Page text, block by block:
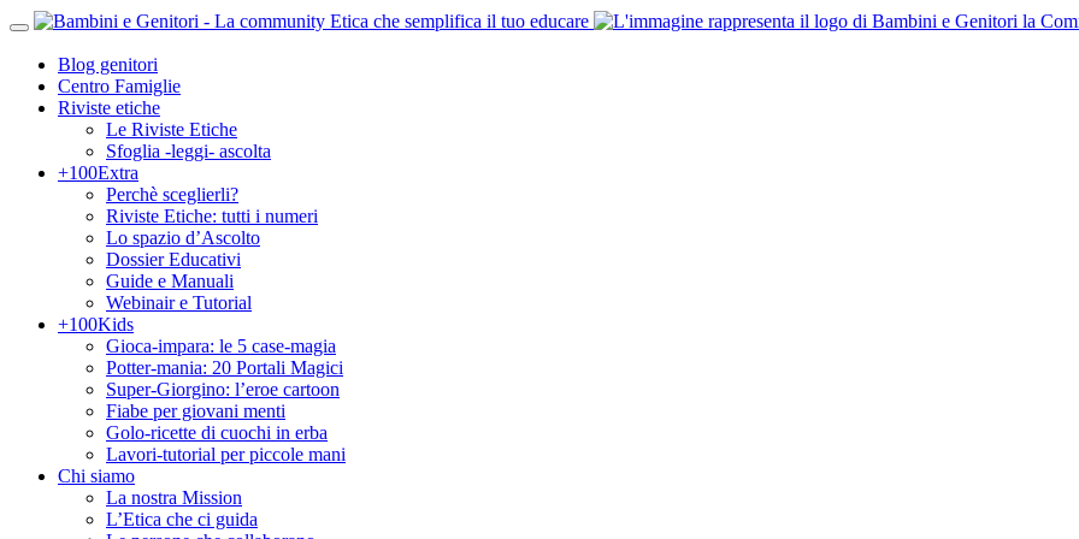
Blog genitori
Centro Famiglie
Riviste etiche
Le Riviste Etiche
Sfoglia -leggi- ascolta
+100Extra
Perchè sceglierli?
Riviste Etiche: tutti i numeri
Lo spazio d’Ascolto
Dossier Educativi
Guide e Manuali
Webinair e Tutorial
+100Kids
Gioca-impara: le 5 case-magia
Potter-mania: 20 Portali Magici
Super-Giorgino: l’eroe cartoon
Fiabe per giovani menti
Golo-ricette di cuochi in erba
Lavori-tutorial per piccole mani
Chi siamo
La nostra Mission
L’Etica che ci guida